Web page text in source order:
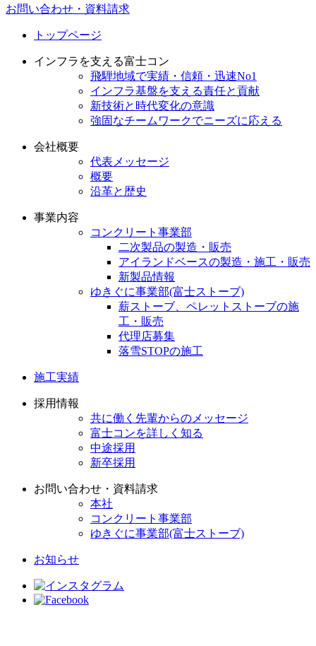
お問い合わせ・資料請求
トップページ
インフラを支える富士コン
飛騨地域で実績・信頼・迅速No1
インフラ基盤を支える責任と貢献
新技術と時代変化の意識
強固なチームワークでニーズに応える
会社概要
代表メッセージ
概要
沿革と歴史
事業内容
コンクリート事業部
二次製品の製造・販売
アイランドベースの製造・施工・販売
新製品情報
ゆきぐに事業部(富士ストーブ)
薪ストーブ、ペレットストーブの施
工・販売
代理店募集
落雪STOPの施工
施工実績
採用情報
共に働く先輩からのメッセージ
富士コンを詳しく知る
中途採用
新卒採用
お問い合わせ・資料請求
本社
コンクリート事業部
ゆきぐに事業部(富士ストーブ)
お知らせ